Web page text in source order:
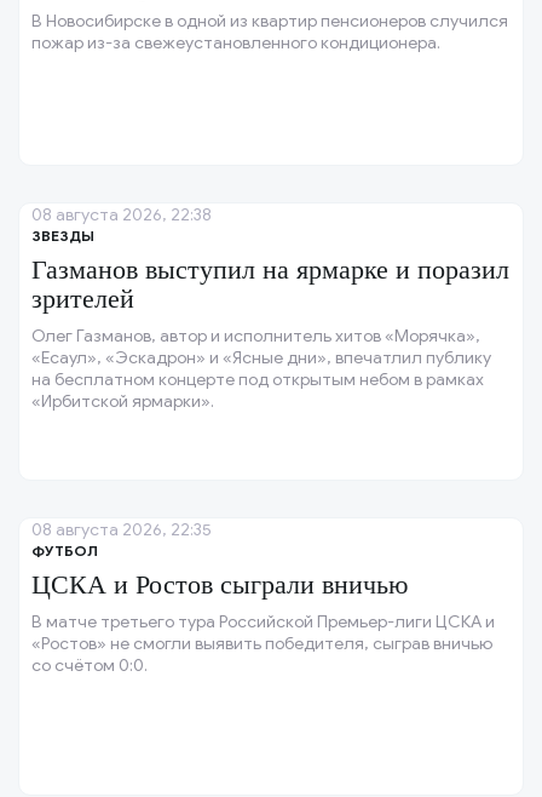
В Новосибирске в одной из квартир пенсионеров случился
пожар из-за свежеустановленного кондиционера.
ЗВЕЗДЫ
Газманов выступил на ярмарке и поразил
зрителей
Олег Газманов, автор и исполнитель хитов «Морячка»,
«Есаул», «Эскадрон» и «Ясные дни», впечатлил публику
на бесплатном концерте под открытым небом в рамках
«Ирбитской ярмарки».
08 августа 2026, 22:38
ФУТБОЛ
ЦСКА и Ростов сыграли вничью
В матче третьего тура Российской Премьер-лиги ЦСКА и
«Ростов» не смогли выявить победителя, сыграв вничью
со счётом 0:0.
08 августа 2026, 22:35